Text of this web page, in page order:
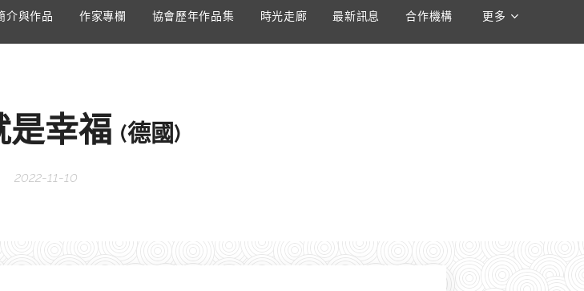
介與作品 作家專欄 協會歷年作品集 時光走廊 最新訊息 合作機構 更多
是幸福 (德國)
2022-11-10